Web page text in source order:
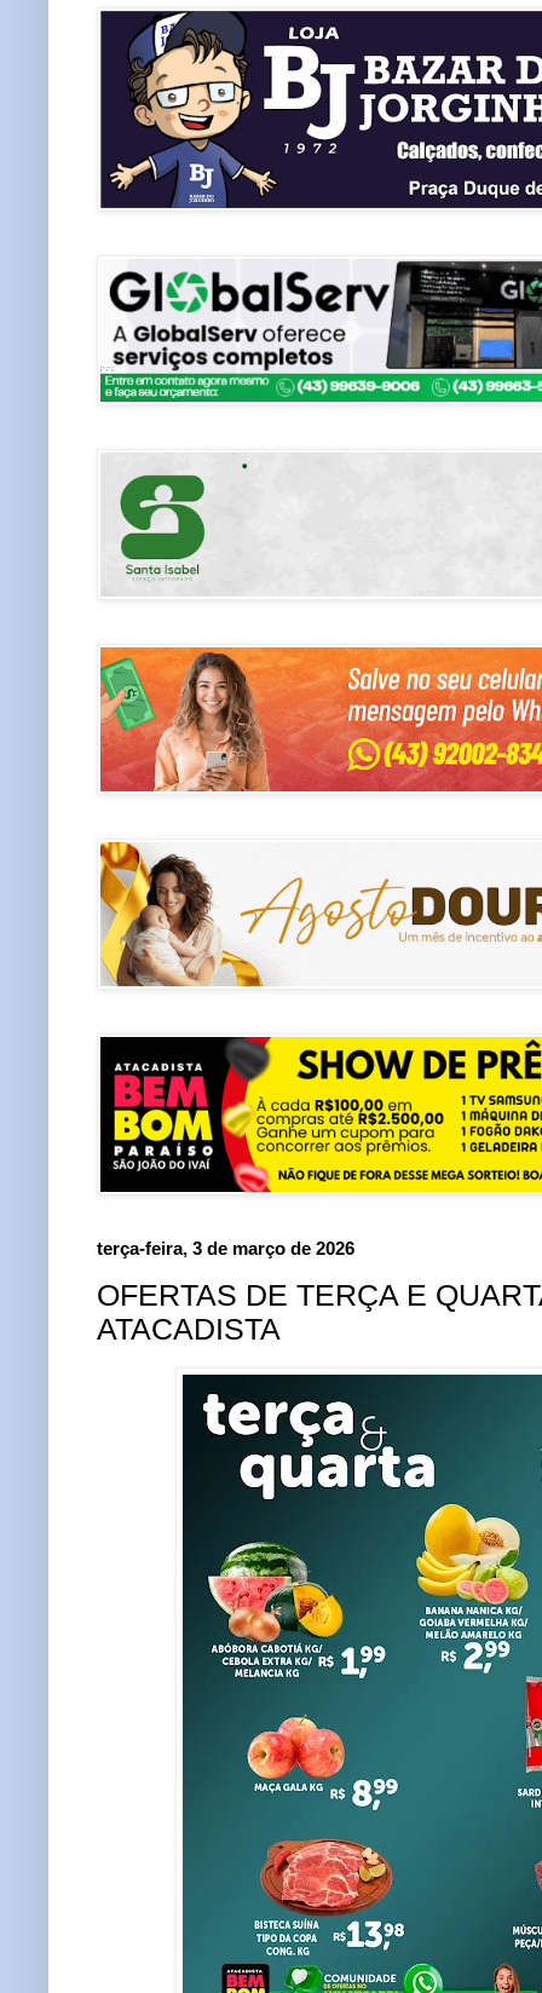
terça-feira, 3 de março de 2026
OFERTAS DE TERÇA E
ATACADISTA